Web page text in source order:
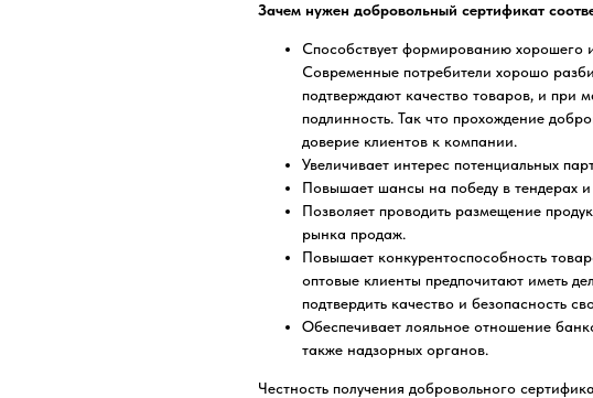
Зачем нужен добровольный сертификат
Способствует формированию хорошего
Современные потребители хорошо
подтверждают качество товаров, и при
подлинность. Так что прохождение
доверие клиентов к компании.
Увеличивает интерес потенциальных
Повышает шансы на победу в тендерах и
Позволяет проводить размещение
рынка продаж.
Повышает конкурентоспособность
оптовые клиенты предпочитают иметь
подтвердить качество и безопасность
Обеспечивает лояльное отношение
также надзорных органов.
Честность получения добровольного